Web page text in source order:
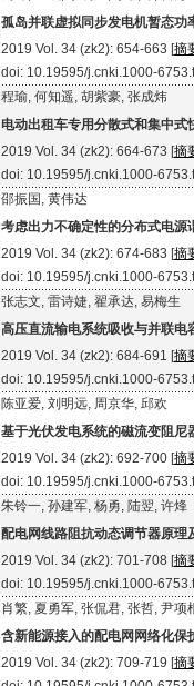
孤岛并联虚拟同步发电机暂态功
2019 Vol. 34 (zk2): 654-663 [摘
doi: 10.19595/j.cnki.1000-
程瑜, 何知遥, 胡紫豪, 张成炜
电动出租车专用分散式和集中式
2019 Vol. 34 (zk2): 664-673 [摘
doi: 10.19595/j.cnki.1000-
邵振国, 黄伟达
考虑出力不确定性的分布式电源
2019 Vol. 34 (zk2): 674-683 [摘
doi: 10.19595/j.cnki.1000-
张志文, 雷诗婕, 翟承达, 易梅生
高压直流输电系统吸收与并联电
2019 Vol. 34 (zk2): 684-691 [摘
doi: 10.19595/j.cnki.1000-
陈亚爱, 刘明远, 周京华, 邱欢
基于光伏发电系统的磁流变阻尼
2019 Vol. 34 (zk2): 692-700 [摘
doi: 10.19595/j.cnki.1000-
朱铃一, 孙建军, 杨勇, 陆翌, 许烽
配电网线路阻抗动态调节器原理
2019 Vol. 34 (zk2): 701-708 [摘
doi: 10.19595/j.cnki.1000-
肖繁, 夏勇军, 张侃君, 张哲, 尹项
含新能源接入的配电网网络化保
2019 Vol. 34 (zk2): 709-719 [摘